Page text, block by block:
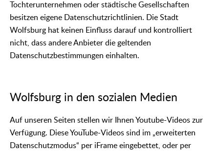
Tochterunternehmen oder städtische Gesellschaften
besitzen eigene Datenschutzrichtlinien. Die Stadt
Wolfsburg hat keinen Einfluss darauf und kontrolliert
nicht, dass andere Anbieter die geltenden
Datenschutzbestimmungen einhalten.
Wolfsburg in den sozialen Medien
Auf unseren Seiten stellen wir Ihnen Youtube-Videos zur
Verfügung. Diese YouTube-Videos sind im „erweiterten
Datenschutzmodus“ per iFrame eingebettet, oder per